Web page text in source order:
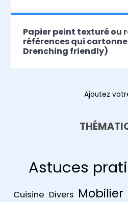
Papier peint texturé ou
références qui
Drenching friendly)
Ajoutez
Astuces
Cuisine Divers Mobilier